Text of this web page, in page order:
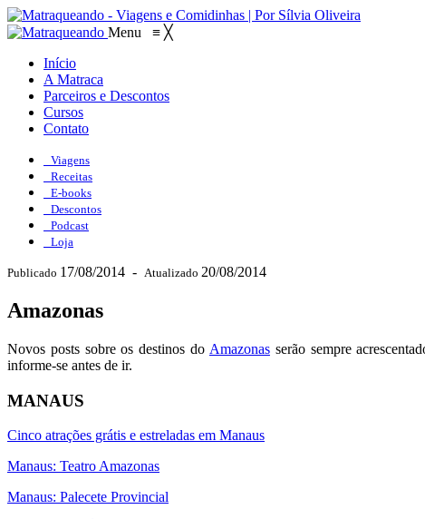
Menu ≡ ╳
Início
A Matraca
Parceiros e Descontos
Cursos
Contato
Viagens
Receitas
E-books
Descontos
Podcast
Loja
Publicado 17/08/2014 - Atualizado 20/08/2014
Amazonas
Novos posts sobre os destinos do Amazonasserão sempre
informe-se antes de ir.
MANAUS
Cinco atrações grátis e estreladas em Manaus
Manaus: Teatro Amazonas
Manaus: Palecete Provincial